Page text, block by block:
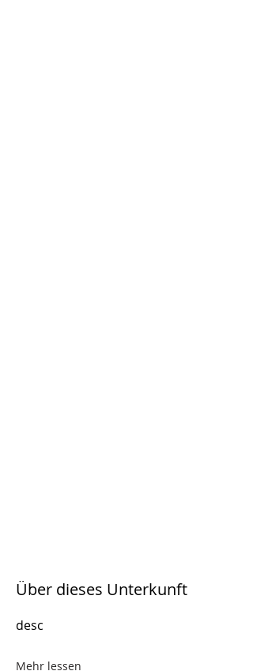
Über dieses Unterkunft
desc
Mehr lessen